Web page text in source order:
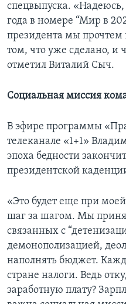
спецвыпуска.
года в номере “Мир в
президента мы прочтем
том, что уже сделано, и
отметил Виталий Сыч.
Социальная миссия
В эфире программы
телеканале «1+1»
эпоха бедности
президентской
«Это будет еще при
шаг за шагом. Мы
связанных с
демонополизацией,
наполнять бюджет.
стране налоги. Ведь
заработную плату?